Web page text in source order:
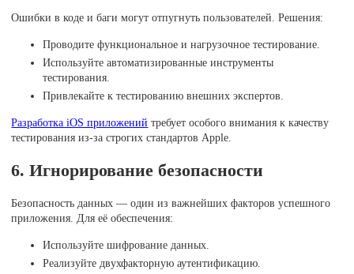
Ошибки в коде и баги могут отпугнуть пользователей. Решения:
Проводите функциональное и нагрузочное тестирование.
Используйте автоматизированные инструменты
тестирования.
Привлекайте к тестированию внешних экспертов.
Разработка iOS приложений требует особого внимания к качеству
тестирования из-за строгих стандартов Apple.
6. Игнорирование безопасности
Безопасность данных — один из важнейших факторов успешного
приложения. Для её обеспечения:
Используйте шифрование данных.
Реализуйте двухфакторную аутентификацию.